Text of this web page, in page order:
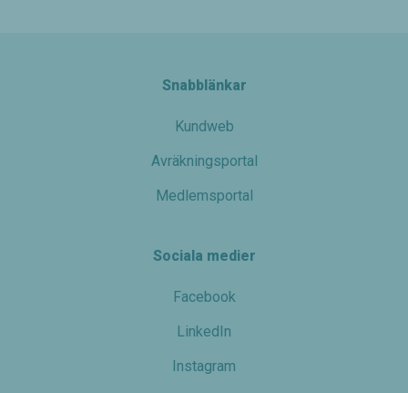
Snabblänkar
Kundweb
Avräkningsportal
Medlemsportal
Sociala medier
Facebook
LinkedIn
Instagram
Nödvändiga
Dessa kakor
går inte att
att hemsidan
taget ska
Statistik